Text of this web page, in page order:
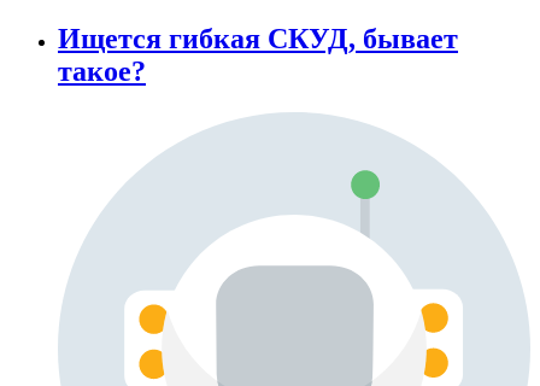
Ищется гибкая СКУД, бывает
такое?